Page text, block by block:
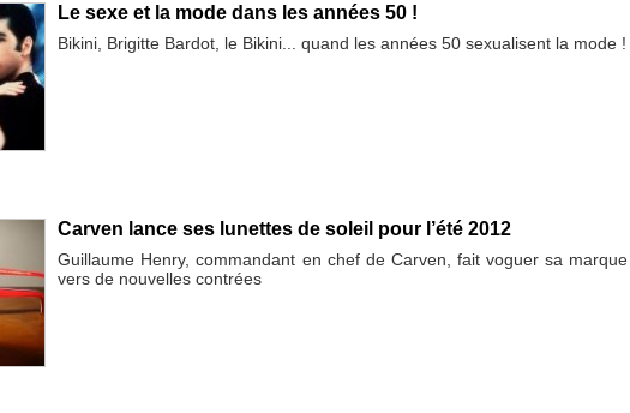
Le sexe et la mode dans les années 50 !
Bikini, Brigitte Bardot, le Bikini... quand les années 50 sexualisent la mode !
Carven lance ses lunettes de soleil pour l’été 2012
Guillaume Henry, commandant en chef de Carven, fait voguer sa marque
vers de nouvelles contrées